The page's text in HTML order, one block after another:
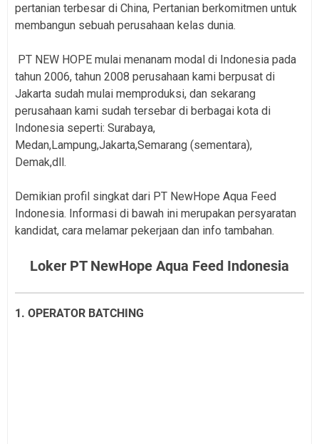
pertanian terbesar di China, Pertanian berkomitmen untuk
membangun sebuah perusahaan kelas dunia.
PT NEW HOPE mulai menanam modal di Indonesia pada
tahun 2006, tahun 2008 perusahaan kami berpusat di
Jakarta sudah mulai memproduksi, dan sekarang
perusahaan kami sudah tersebar di berbagai kota di
Indonesia seperti: Surabaya,
Medan,Lampung,Jakarta,Semarang (sementara),
Demak,dll.
Demikian profil singkat dari PT NewHope Aqua Feed
Indonesia. Informasi di bawah ini merupakan persyaratan
kandidat, cara melamar pekerjaan dan info tambahan.
Loker PT NewHope Aqua Feed Indonesia
1. OPERATOR BATCHING